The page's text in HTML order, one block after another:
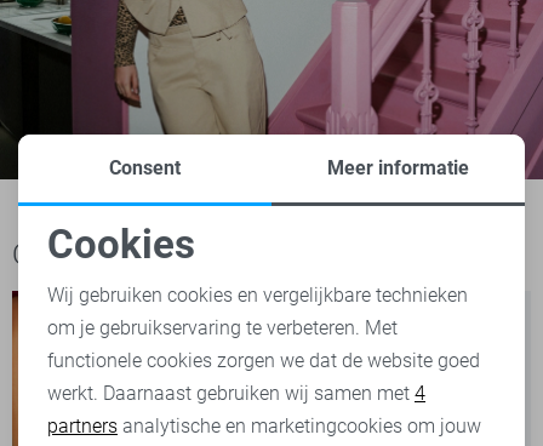
Ook het bekijken waard
Noodzakelijke cookies
Personalisatie cookies
Analytische cookies
Consent Meer informatie
Cookies
Wij gebruiken cookies en vergelijkbare technieken
om je gebruikservaring te verbeteren. Met
functionele cookies zorgen we dat de website goed
werkt. Daarnaast gebruiken wij samen met 4
partners analytische en marketingcookies om jouw